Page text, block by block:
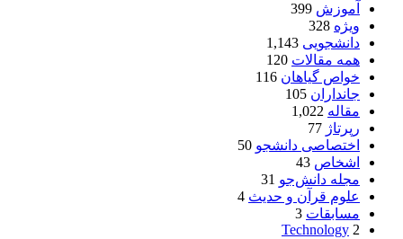
آموزش 399
ویژه 328
دانشجویی 1,143
همه مقالات 120
خواص گیاهان 116
جانداران 105
مقاله 1,022
رپرتاژ 77
اختصاصی دانشجو 50
اشخاص 43
مجله دانش‌جو 31
علوم قرآن و حدیث 4
مسابقات 3
Technology 2